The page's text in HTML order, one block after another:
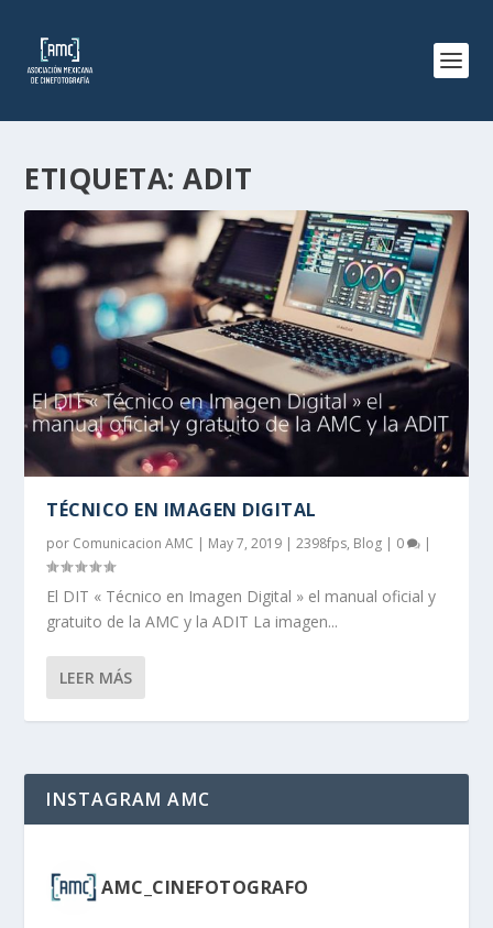
ETIQUETA:ADIT
TÉCNICO EN IMAGEN DIGITAL
por Comunicacion AMC | May 7, 2019 |2398fps, Blog | 0 |
El DIT « Técnico en Imagen Digital » el manual oficial y
gratuito de la AMC y la ADIT La imagen...
LEER MÁS
INSTAGRAM AMC
AMC_CINEFOTOGRAFO